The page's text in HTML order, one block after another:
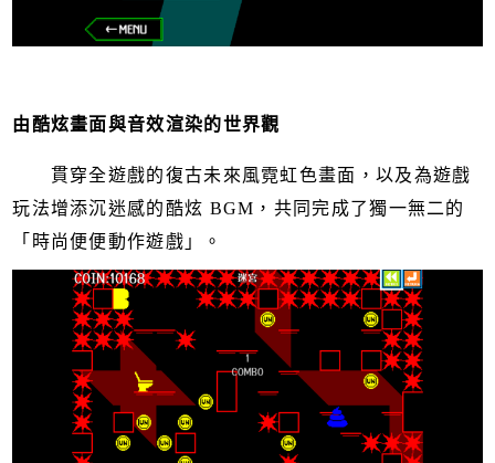
由酷炫畫面與音效渲染的世界觀
貫穿全遊戲的復古未來風霓虹色畫面，以及為遊戲
玩法增添沉迷感的酷炫 BGM，共同完成了獨一無二的
「時尚便便動作遊戲」。